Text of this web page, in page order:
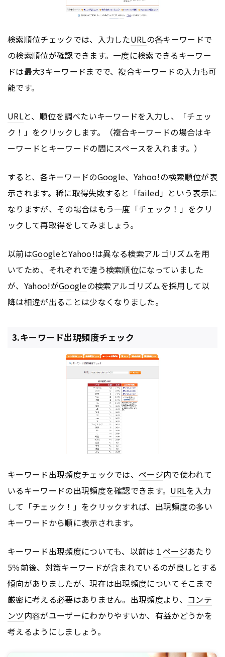
検索順位チェックでは、入力したURLの各キーワードで
の検索順位が確認できます。一度に検索できるキーワー
ドは最大3キーワードまでで、複合キーワードの入力も可
能です。
URLと、順位を調べたいキーワードを入力し、「チェッ
ク！」をクリックします。（複合キーワードの場合はキ
ーワードとキーワードの間にスペースを入れます。）
すると、各キーワードのGoogle、Yahoo!の検索順位が表
示されます。稀に取得失敗すると「failed」という表示に
なりますが、その場合はもう一度「チェック！」をクリ
ックして再取得をしてみましょう。
以前はGoogleとYahoo!は異なる検索アルゴリズムを用
いてため、それぞれで違う検索順位になっていました
が、Yahoo!がGoogleの検索アルゴリズムを採用して以
降は相違が出ることは少なくなりました。
3.キーワード出現頻度チェック
キーワード出現頻度チェックでは、ページ内で使われて
いるキーワードの出現頻度を確認できます。 URLを入力
して「チェック！」をクリックすれば、出現頻度の多い
キーワードから順に表示されます。
キーワード出現頻度についても、以前は１ページあたり
5％前後、対策キーワードが含まれているのが良しとする
傾向がありましたが、現在は出現頻度についてそこまで
厳密に考える必要はありません。出現頻度より、 コンテ
ンツ内容がユーザーにわかりやすいか、有益かどうかを
考えるようにしましょう。